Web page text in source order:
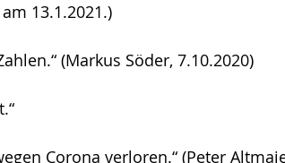
13.1.2021.)
(Markus Söder, 7.10.2020)